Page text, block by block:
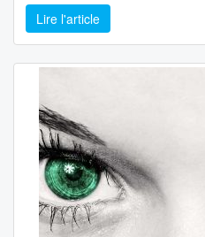
Lire l'article